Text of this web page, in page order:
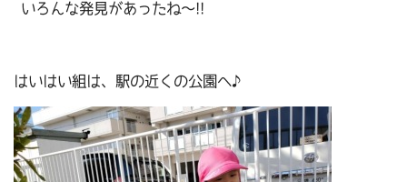
いろんな発見があったね～!!
はいはい組は、駅の近くの公園へ♪